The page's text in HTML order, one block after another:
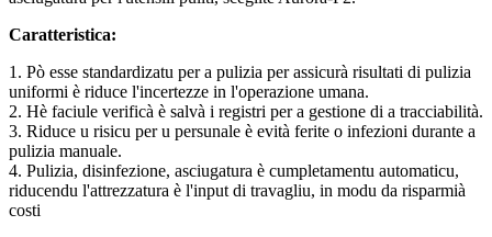
Caratteristica:
1. Pò esse standardizatu per a pulizia per assicurà risultati di pulizia
uniformi è riduce l'incertezze in l'operazione umana.
2. Hè faciule verificà è salvà i registri per a gestione di a tracciabilità.
3. Riduce u risicu per u persunale è evità ferite o infezioni durante a
pulizia manuale.
4. Pulizia, disinfezione, asciugatura è cumpletamentu automaticu,
riducendu l'attrezzatura è l'input di travagliu, in modu da risparmià
costi